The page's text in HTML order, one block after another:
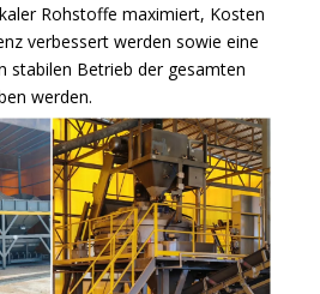
Rohstoffe maximiert, Kosten
verbessert werden sowie eine
stabilen Betrieb der gesamten
werden.